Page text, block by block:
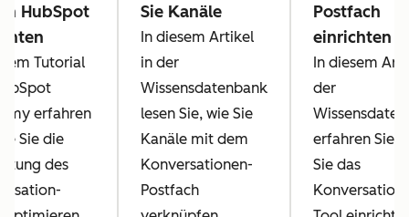
HubSpot
Tutorial
erfahren
Sie die
des
Sie Kanäle
In diesem Artikel
in der
Wissensdatenbank
lesen Sie, wie Sie
Kanäle mit dem
Konversationen-
Postfach
Postfach
einrichten
In diesem
der
erfahren Sie,
Sie das